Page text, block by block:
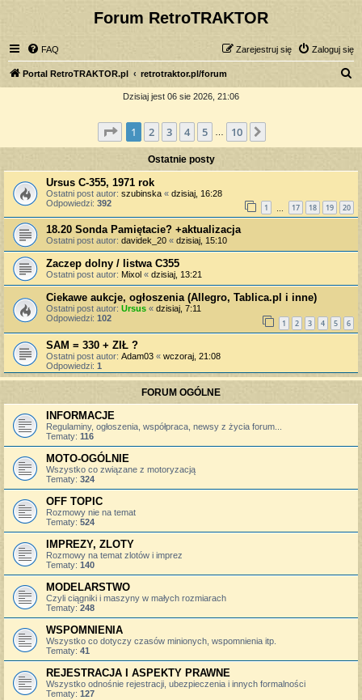
Forum RetroTRAKTOR
FAQ Zaloguj się
Zarejestruj się
Portal RetroTRAKTOR.pl retrotraktor.pl/forum
a
j
Dzisiaj jest 06 sie 2026, 21:06
Strona z10
1 2 3 4 5 10
Ostatnie posty
Ursus C-355, 1971 rok
Ostatni post autor: szubinska « dzisiaj, 16:28
Odpowiedzi: 392 1 17 18 19 20
18.20 Sonda Pamiętacie? +aktualizacja
Ostatni post autor: davidek_20 « dzisiaj, 15:10
Zaczep dolny / listwa C355
Ostatni post autor: Mixol « dzisiaj, 13:21
Ciekawe aukcje, ogłoszenia (Allegro, Tablica.pl i inne)
Ostatni post autor: Ursus « dzisiaj, 7:11
Odpowiedzi: 102 1 2 3 4 5 6
SAM = 330 + ZIŁ ?
Ostatni post autor: Adam03 « wczoraj, 21:08
Odpowiedzi: 1
FORUM OGÓLNE
INFORMACJE
Regulaminy, ogłoszenia, współpraca, newsy z życia forum...
Tematy: 116
MOTO-OGÓLNIE
Wszystko co związane z motoryzacją
Tematy: 324
OFF TOPIC
Rozmowy nie na temat
Tematy: 524
IMPREZY, ZLOTY
Rozmowy na temat zlotów i imprez
Tematy: 140
MODELARSTWO
Czyli ciągniki i maszyny w małych rozmiarach
Tematy: 248
WSPOMNIENIA
Wszystko co dotyczy czasów minionych, wspomnienia itp.
Tematy: 41
REJESTRACJA I ASPEKTY PRAWNE
Wszystko odnośnie rejestracji, ubezpieczenia i innych formalności
Tematy: 127